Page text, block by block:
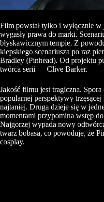
Film powstał tylko i wyłącznie
wygasły prawa do marki.
błyskawicznym tempie. Z
kiepskiego scenariusza po raz
Bradley (Pinhead). Od projektu
twórca serii — Clive Barker.
Jakość filmu jest tragiczna. Spora
popularnej perspektywy trzęsącej
najtaniej. Druga dzieje się w
momentami przypomina wstęp
Najgorzej wypada nowy
twarz bobasa, co powoduje, że
cosplay.